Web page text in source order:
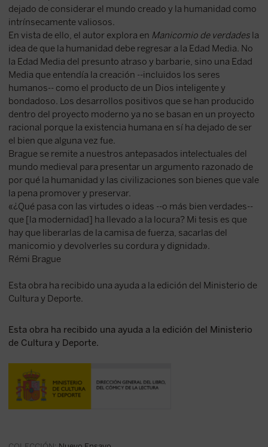
dejado de considerar el mundo creado y la humanidad como
intrínsecamente valiosos.
En vista de ello, el autor explora en Manicomio de verdadesla
idea de que la humanidad debe regresar a la Edad Media. No
la Edad Media del presunto atraso y barbarie, sino una Edad
Media que entendía la creación --incluidos los seres
humanos-- como el producto de un Dios inteligente y
bondadoso. Los desarrollos positivos que se han producido
dentro del proyecto moderno ya no se basan en un proyecto
racional porque la existencia humana en sí ha dejado de ser
el bien que alguna vez fue.
Brague se remite a nuestros antepasados intelectuales del
mundo medieval para presentar un argumento razonado de
por qué la humanidad y las civilizaciones son bienes que vale
la pena promover y preservar.
«¿Qué pasa con las virtudes o ideas --o más bien verdades--
que [la modernidad] ha llevado a la locura? Mi tesis es que
hay que liberarlas de la camisa de fuerza, sacarlas del
manicomio y devolverles su cordura y dignidad».
Rémi Brague
Esta obra ha recibido una ayuda a la edición del Ministerio de
Cultura y Deporte.
Esta obra ha recibido una ayuda a la edición del Ministerio
de Cultura y Deporte.